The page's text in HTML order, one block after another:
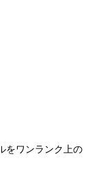
をワンランク上の